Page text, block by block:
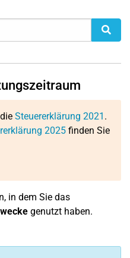
Steuererklärung 2021 .
2025 finden Sie
in dem Sie das
genutzt haben.